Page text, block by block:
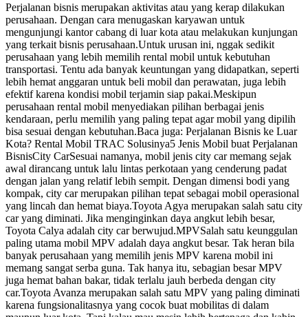
Perjalanan bisnis merupakan aktivitas atau yang kerap dilakukan
perusahaan. Dengan cara menugaskan karyawan untuk
mengunjungi kantor cabang di luar kota atau melakukan kunjungan
yang terkait bisnis perusahaan.Untuk urusan ini, nggak sedikit
perusahaan yang lebih memilih rental mobil untuk kebutuhan
transportasi. Tentu ada banyak keuntungan yang didapatkan, seperti
lebih hemat anggaran untuk beli mobil dan perawatan, juga lebih
efektif karena kondisi mobil terjamin siap pakai.Meskipun
perusahaan rental mobil menyediakan pilihan berbagai jenis
kendaraan, perlu memilih yang paling tepat agar mobil yang dipilih
bisa sesuai dengan kebutuhan.Baca juga: Perjalanan Bisnis ke Luar
Kota? Rental Mobil TRAC Solusinya5 Jenis Mobil buat Perjalanan
BisnisCity CarSesuai namanya, mobil jenis city car memang sejak
awal dirancang untuk lalu lintas perkotaan yang cenderung padat
dengan jalan yang relatif lebih sempit. Dengan dimensi bodi yang
kompak, city car merupakan pilihan tepat sebagai mobil operasional
yang lincah dan hemat biaya.Toyota Agya merupakan salah satu city
car yang diminati. Jika menginginkan daya angkut lebih besar,
Toyota Calya adalah city car berwujud.MPVSalah satu keunggulan
paling utama mobil MPV adalah daya angkut besar. Tak heran bila
banyak perusahaan yang memilih jenis MPV karena mobil ini
memang sangat serba guna. Tak hanya itu, sebagian besar MPV
juga hemat bahan bakar, tidak terlalu jauh berbeda dengan city
car.Toyota Avanza merupakan salah satu MPV yang paling diminati
karena fungsionalitasnya yang cocok buat mobilitas di dalam